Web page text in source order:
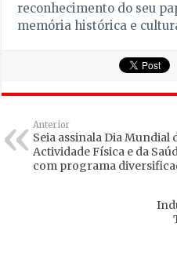
reconhecimento do seu
memória histórica e
Anterior
Seia assinala Dia Mundial
Actividade Física e da
com programa